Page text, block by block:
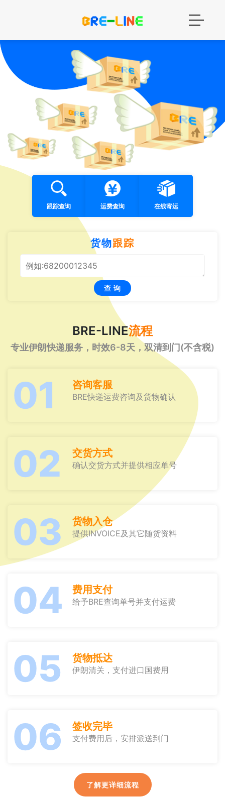
跟踪查询 运费查询 在线寄运
货物跟踪
查 询
BRE-LINE流程
专业伊朗快递服务，时效6-8天，双清到门(不含税)
01 咨询客服
BRE快递运费咨询及货物确认
02 交货方式
确认交货方式并提供相应单号
03 货物入仓
提供INVOICE及其它随货资料
04 费用支付
给予BRE查询单号并支付运费
05 货物抵达
伊朗清关，支付进口国费用
06 签收完毕
支付费用后，安排派送到门
了解更详细流程